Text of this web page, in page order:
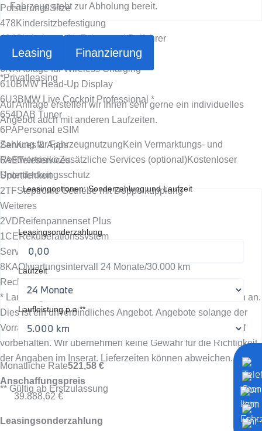
Polsterung/ Sitze
478 Kindersitzbefestigung
494Sitzheizung für Fahrer und Beifahrer
Multimedia
6NXAblage für Wireless Charging
610BMW Head-Up Display
6U3BMW Live Cockpit Professional *
654DAB Tuner
6PA Personal eSIM
Services & Apps
6AETeleservices
Sportlichkeit
2TFSteptronic Getriebe mit Doppelkupplung
Weiteres
2VD Reifenpannenset Plus
1CERekuperationssystem
Service & Gewährleistung **
8KAÖlwartungsintervall 24 Monate/30.000 km
Rechtliche Hinweise
* Laufzeitgebundener Dienst, evtl. fallen zusätzliche Kosten an.
Dies ist ein unverbindliches Angebot. Angebote solange der
Vorrat reicht. Preisänderungen, Irrtum und Zwischenverkauf
vorbehalten. Wir übernehmen keine Gewähr für die Richtigkeit
der Angaben im Inserat. Lieferzeiten können abweichen.
** Gültig ab Erstzulassung
Fahrzeug steht zur Abholung bereit.
Leasing Finanzierung
*Privatleasing
Auf Anfrage erstellen wir Ihnen sehr gerne ein individuelles
Angebot auch mit anderen Laufzeiten.
Zahlung für Fahrzeugnutzung Kein Vermarktungs- und
RestwertrisikoZusätzliche Services (optional)Kostenloser
Unterdeckungsschutz
Leasingoptionen: Sonderzahlung und Laufzeit
Leasingsonderzahlung
Laufzeit
Laufleistung p.a.**
Monatliche Rate521,58 €
Anschaffungspreis
39.888,62 €
Leasingsonderzahlung